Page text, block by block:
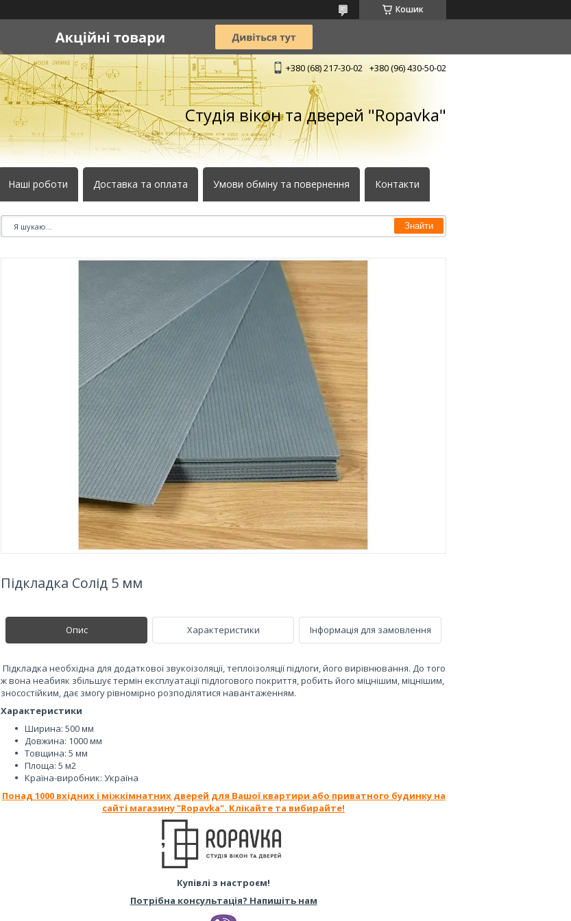
Кошик
+380 (68) 217-30-02 +380 (96) 430-50-02
Студія вікон та дверей "Ropavka"
Наші роботи Доставка та оплата Умови обміну та повернення Контакти
Знайти
Підкладка Солід 5 мм
Опис Характеристики Інформація для замовлення
Підкладка необхідна для додаткової звукоізоляції, теплоізоляції підлоги, його вирівнювання. До того
ж вона неабияк збільшує термін експлуатації підлогового покриття, робить його міцнішим, міцнішим,
зносостійким, дає змогу рівномірно розподілятися навантаженням.
Характеристики
Ширина: 500 мм
Довжина: 1000 мм
Товщина: 5 мм
Площа: 5 м2
Країна-виробник: Україна
Понад 1000 вхідних і міжкімнатних дверей для Вашої квартири або приватного будинку на
сайті магазину "Ropavka". Клікайте та вибирайте!
Купівлі з настроєм!
Потрібна консультація? Напишіть нам